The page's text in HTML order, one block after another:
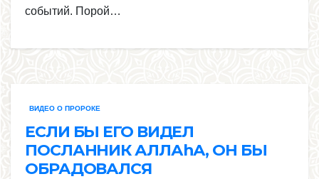
событий. Порой…
ВИДЕО О ПРОРОКЕ
ЕСЛИ БЫ ЕГО ВИДЕЛ
ПОСЛАННИК АЛЛАhА, ОН БЫ
ОБРАДОВАЛСЯ